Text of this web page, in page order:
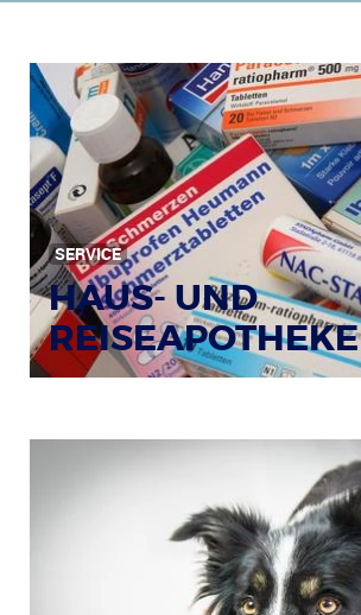
SERVICE
HAUS- UND
REISEAPOTHEKE